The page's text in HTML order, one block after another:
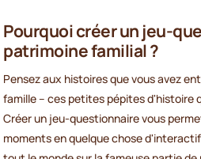
Pourquoi créer un jeu-
patrimoine familial ?
Pensez aux histoires que vous avez
famille – ces petites pépites d'histoire
Créer un jeu-questionnaire vous
moments en quelque chose